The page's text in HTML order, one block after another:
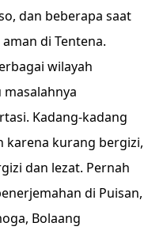
dan beberapa saat
di Tentena.
wilayah
Kadang-kadang
karena kurang bergizi,
dan lezat. Pernah
di Puisan,
Bolaang